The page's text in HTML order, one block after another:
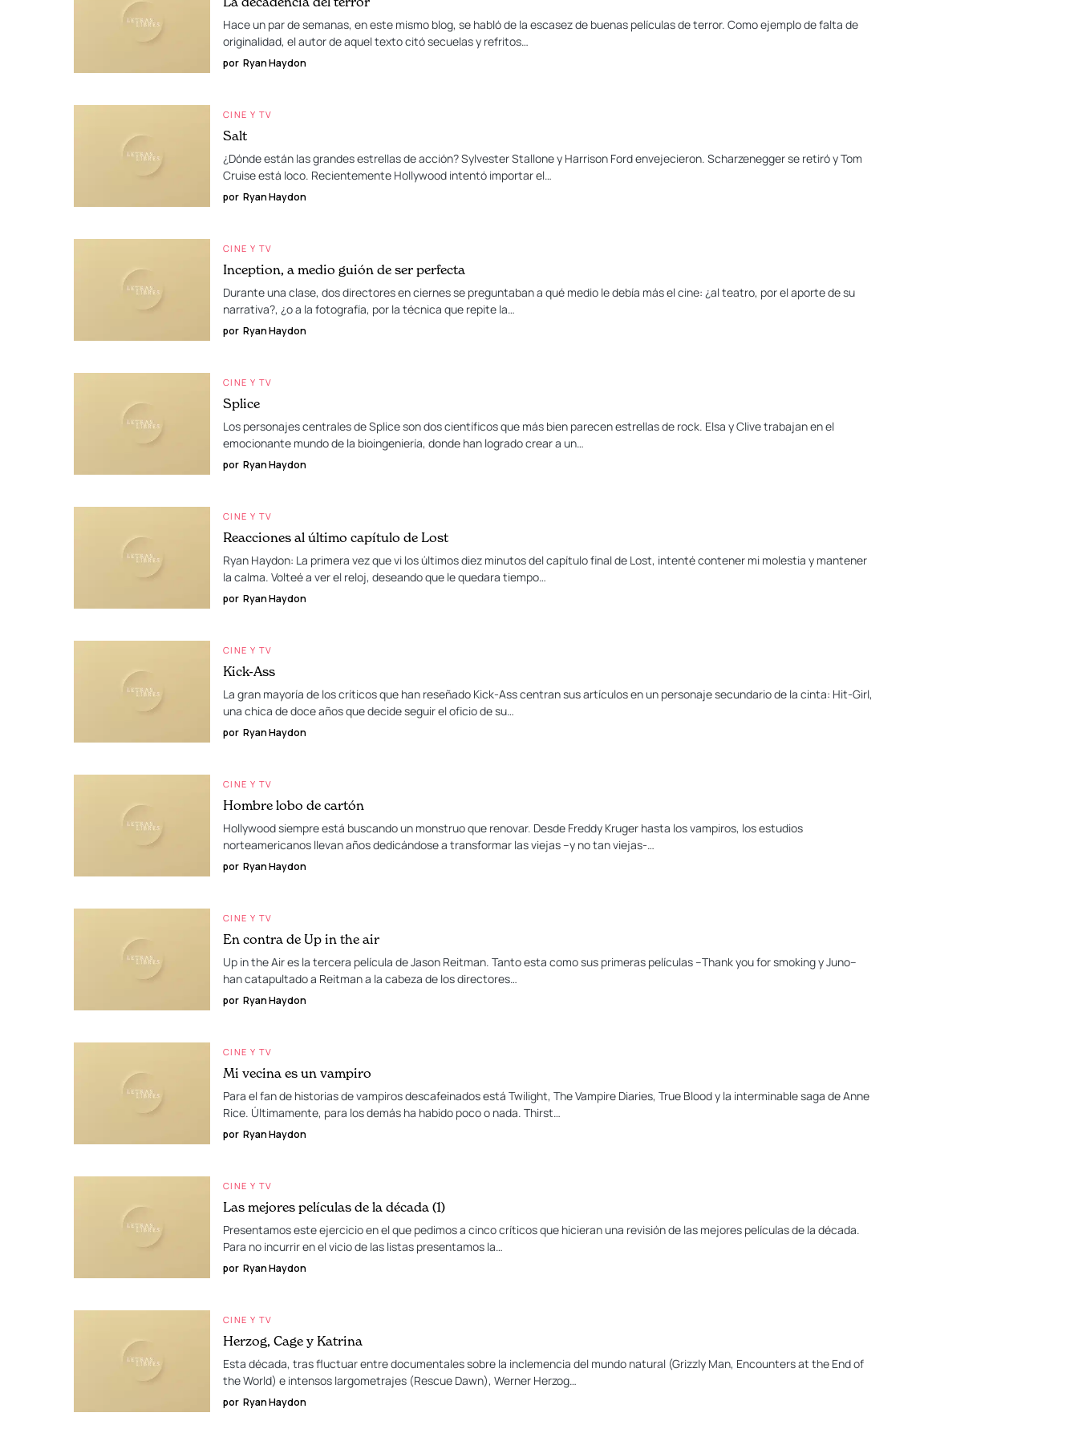
Hace un par de semanas, en este mismo blog, se habló de la escasez de buenas películas de terror. Como ejemplo de falta de
originalidad, el autor de aquel texto citó secuelas y refritos…
por Ryan Haydon
CINE Y TV
Salt
¿Dónde están las grandes estrellas de acción? Sylvester Stallone y Harrison Ford envejecieron. Scharzenegger se retiró y Tom
Cruise está loco. Recientemente Hollywood intentó importar el…
por Ryan Haydon
CINE Y TV
Inception, a medio guión de ser perfecta
Durante una clase, dos directores en ciernes se preguntaban a qué medio le debía más el cine: ¿al teatro, por el aporte de su
narrativa?, ¿o a la fotografía, por la técnica que repite la…
por Ryan Haydon
CINE Y TV
Splice
Los personajes centrales de Splice son dos científicos que más bien parecen estrellas de rock. Elsa y Clive trabajan en el
emocionante mundo de la bioingeniería, donde han logrado crear a un…
por Ryan Haydon
CINE Y TV
Reacciones al último capítulo de Lost
Ryan Haydon: La primera vez que vi los últimos diez minutos del capítulo final de Lost, intenté contener mi molestia y mantener
la calma. Volteé a ver el reloj, deseando que le quedara tiempo…
por Ryan Haydon
CINE Y TV
Kick-Ass
La gran mayoría de los críticos que han reseñado Kick-Ass centran sus artículos en un personaje secundario de la cinta: Hit-Girl,
una chica de doce años que decide seguir el oficio de su…
por Ryan Haydon
CINE Y TV
Hombre lobo de cartón
Hollywood siempre está buscando un monstruo que renovar. Desde Freddy Kruger hasta los vampiros, los estudios
norteamericanos llevan años dedicándose a transformar las viejas –y no tan viejas-…
por Ryan Haydon
CINE Y TV
En contra de Up in the air
Up in the Air es la tercera película de Jason Reitman. Tanto esta como sus primeras películas –Thank you for smoking y Juno–
han catapultado a Reitman a la cabeza de los directores…
por Ryan Haydon
CINE Y TV
Mi vecina es un vampiro
Para el fan de historias de vampiros descafeinados está Twilight, The Vampire Diaries, True Blood y la interminable saga de Anne
Rice. Últimamente, para los demás ha habido poco o nada. Thirst…
por Ryan Haydon
CINE Y TV
Las mejores películas de la década (1)
Presentamos este ejercicio en el que pedimos a cinco críticos que hicieran una revisión de las mejores películas de la década.
Para no incurrir en el vicio de las listas presentamos la…
por Ryan Haydon
CINE Y TV
Herzog, Cage y Katrina
Esta década, tras fluctuar entre documentales sobre la inclemencia del mundo natural (Grizzly Man, Encounters at the End of
the World) e intensos largometrajes (Rescue Dawn), Werner Herzog…
por Ryan Haydon